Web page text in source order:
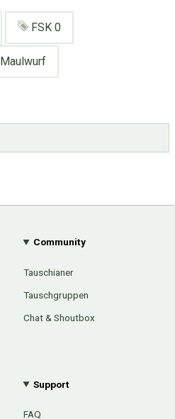
FSK 0
Maulwurf
Community
Tauschianer
Tauschgruppen
Chat & Shoutbox
Support
FAQ